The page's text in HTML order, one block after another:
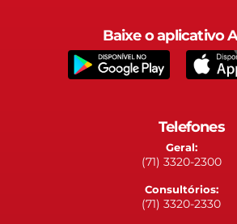
Baixe o aplicativo
Telefones
Geral:
(71) 3320-2300
Consultórios:
(71) 3320-2330